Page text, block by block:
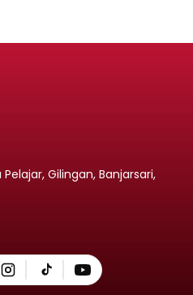
Gilingan, Banjarsari,